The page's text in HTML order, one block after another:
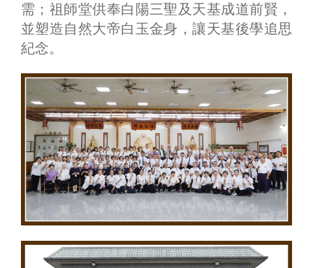
需；祖師堂供奉白陽三聖及天基成道前賢，
並塑造自然大帝白玉金身，讓天基後學追思
紀念。